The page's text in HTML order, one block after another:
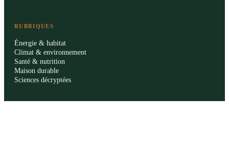
RUBRIQUES
Énergie & habitat
Climat & environnement
Santé & nutrition
Maison durable
Sciences décryptées